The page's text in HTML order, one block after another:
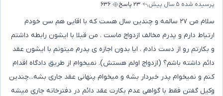
پرسیده شده ۵ سال پیش ۲۳ پاسخ ۶۳۶
سلام من ۲۷ سالمه و چندین سال هست که با اقایی هم سن خودم
ارتباط دارم و پدرم مخالف ازدواج ماست . من قبلا با ایشون رابطه داشتم
و بکارتم رو از دست دادم . ایا بدون اجازه ی پدرم میتونم با ایشون عقد
دائم داشته باشم؟ (ازدواج اولم هستش). نمیخوام از طریق دادگاه اقدام
کنم و نمیخوام پدر خبردار بشه و میخوام پنهانی عقد جاری بشه...چندین
وکیل گفتن فقط با گواهی عدم بکارت عقد دائم در دفترخانه جاری میشه